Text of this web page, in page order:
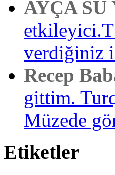
AYÇA
verdiğiniz
Recep
gittim.
Müzede
Etiketler